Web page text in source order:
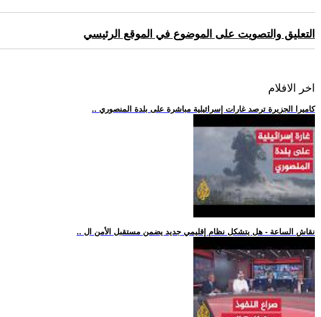
التعليق والتصويت على الموضوع في الموقع الرئيسي
اخر الافلام
.. كاميرا الجزيرة ترصد غارات إسرائيلية مباشرة على بلدة المنصوري
.. نقاش الساعة - هل يتشكل نظام إقليمي جديد يضمن مستقبل الأمن ال